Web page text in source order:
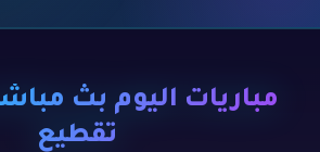
تقطيع